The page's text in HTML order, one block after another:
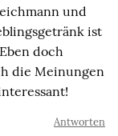
und
ist
doch
die Meinungen
Antworten